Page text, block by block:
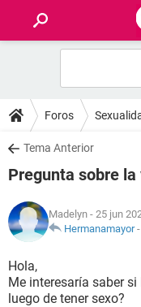
FOROS
SALUD
FAMILIA
NUTRICIÓN
BIENESTAR
Foros
Tema Anterior
Pregunta sobre la
Madelyn - 25 jun
Hermanamayor-
Hola,
Me interesaría saber si
luego de tener sexo?